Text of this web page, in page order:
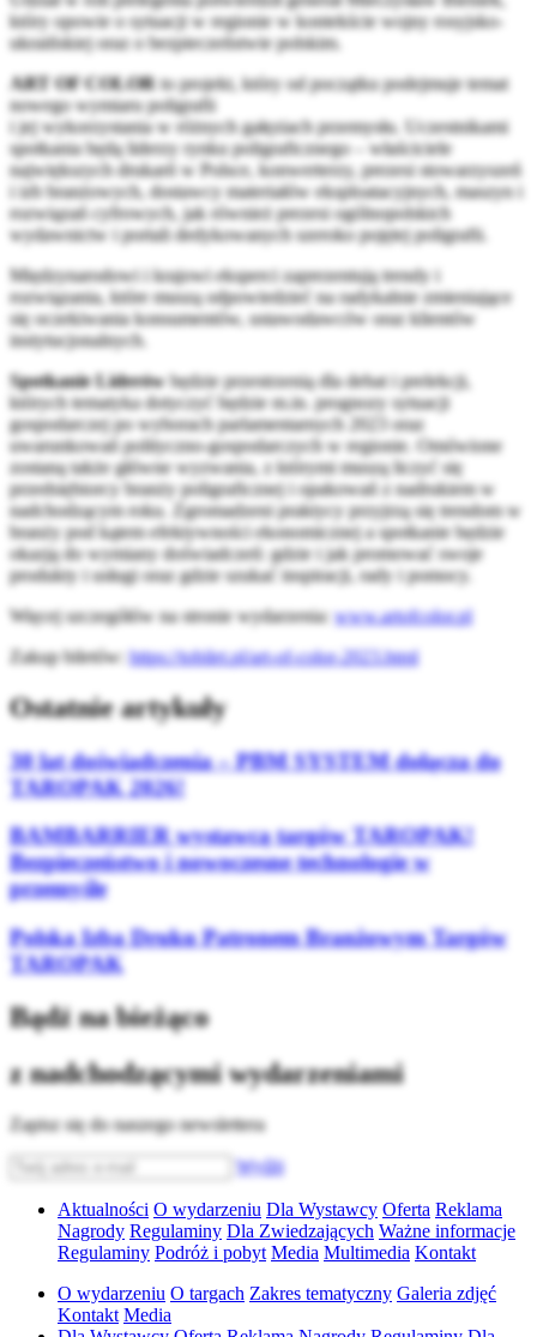
który opowie o sytuacji w regionie w kontekście wojny rosyjsko-
ukraińskiej oraz o bezpieczeństwie polskim.
ART OF COLORto projekt, który od początku podejmuje temat
nowego wymiaru poligrafii
i jej wykorzystania w różnych gałęziach przemysłu. Uczestnikami
spotkania będą liderzy rynku poligraficznego – właściciele
największych drukarń w Polsce, konwerterzy, prezesi stowarzyszeń
i izb branżowych, dostawcy materiałów eksploatacyjnych, maszyn i
rozwiązań cyfrowych, jak również prezesi ogólnopolskich
wydawnictw i portali dedykowanych szeroko pojętej poligrafii.
Międzynarodowi i krajowi eksperci zaprezentują trendy i
rozwiązania, które muszą odpowiedzieć na radykalnie zmieniające
się oczekiwania konsumentów, ustawodawców oraz klientów
instytucjonalnych.
Spotkanie Liderówbędzie przestrzenią dla debat i prelekcji,
których tematyka dotyczyć będzie m.in. prognozy sytuacji
gospodarczej po wyborach parlamentarnych 2023 oraz
uwarunkowań polityczno-gospodarczych w regionie. Omówione
zostaną także główne wyzwania, z którymi muszą liczyć się
przedsiębiorcy branży poligraficznej i opakowań z nadrukiem w
nadchodzącym roku. Zgromadzeni praktycy przyjrzą się trendom w
branży pod kątem efektywności ekonomicznej a spotkanie będzie
okazją do wymiany doświadczeń: gdzie i jak promować swoje
produkty i usługi oraz gdzie szukać inspiracji, rady i pomocy.
Więcej szczegółów na stronie wydarzenia:www.artofcolor.pl
Zakup biletów:https://tobilet.pl/art-of-color-2023.html
Ostatnie artykuły
30 lat doświadczenia – PBM SYSTEM dołącza do
TAROPAK 2026!
BAMBARRIER wystawcą targów TAROPAK!
Bezpieczeństwo i nowoczesne technologie w
przemyśle
Polska Izba Druku Patronem Branżowym Targów
TAROPAK
Bądź na bieżąco
z nadchodzącymi wydarzeniami
Zapisz się do naszego newslettera
Wyślij
Aktualności O wydarzeniu Dla Wystawcy Oferta Reklama
Nagrody Regulaminy Dla Zwiedzających Ważne informacje
Regulaminy Podróż i pobyt Media Multimedia Kontakt
O wydarzeniu O targach Zakres tematyczny Galeria zdjęć
Kontakt Media